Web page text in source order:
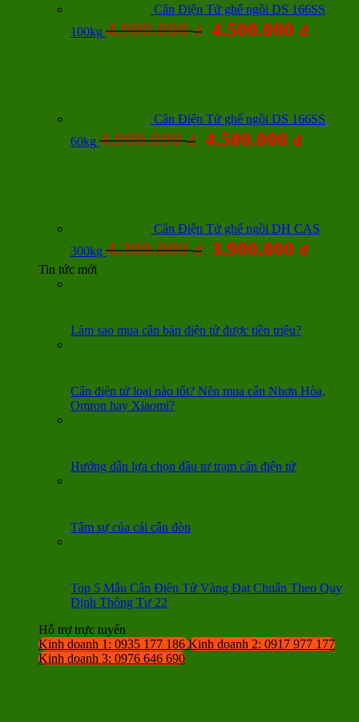
Cân Điện Tử ghế ngồi DS 166SS
100kg 4.900.000đ 4.500.000 đ
Cân Điện Tử ghế ngồi DS 166SS
60kg 4.900.000đ 4.500.000 đ
Cân Điện Tử ghế ngồi DH CAS
300kg 4.300.000đ 3.900.000 đ
Tin tức mới
Làm sao mua cân bàn điện tử được tiền triệu?
Cân điện tử loại nào tốt? Nên mua cân Nhơn Hòa,
Omron hay Xiaomi?
Hướng dẫn lựa chọn đầu tư trạm cân điện tử
Tâm sự của cái cân đòn
Top 5 Mẫu Cân Điện Tử Vàng Đạt Chuẩn Theo Quy
Định Thông Tư 22
Hỗ trợ trực tuyến
Kinh doanh 1: 0935 177 186 Kinh doanh 2: 0917 977 177
Kinh doanh 3: 0976 646 690